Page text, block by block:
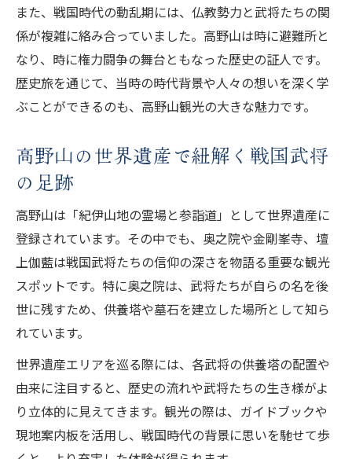
覇
自然と伝統が息づく高野山で食べ歩き体験
戦国武将・高野山の食べ歩きで歴史を感じ
る
高野山の自然と伝統が織りなす食べ歩き巡
観光スポット近くで楽しむ高野山の味覚体
験
戦国武将と高野山の名物グルメ巡りの魅力
高野山で食べ歩きを満喫！戦国武将の逸話
も
また、戦国時代の動乱期には、仏教勢力と武将たちの関
係が複雑に絡み合っていました。高野山は時に避難所と
なり、時に権力闘争の舞台ともなった歴史の証人です。
歴史旅を通じて、当時の時代背景や人々の想いを深く学
ぶことができるのも、高野山観光の大きな魅力です。
高野山の世界遺産で紐解く戦国武将
の足跡
高野山は「紀伊山地の霊場と参詣道」として世界遺産に
登録されています。その中でも、奥之院や金剛峯寺、壇
上伽藍は戦国武将たちの信仰の深さを物語る重要な観光
スポットです。特に奥之院は、武将たちが自らの名を後
世に残すため、供養塔や墓石を建立した場所として知ら
れています。
世界遺産エリアを巡る際には、各武将の供養塔の配置や
由来に注目すると、歴史の流れや武将たちの生き様がよ
り立体的に見えてきます。観光の際は、ガイドブックや
現地案内板を活用し、戦国時代の背景に思いを馳せて歩